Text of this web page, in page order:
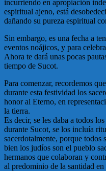
incurriendo en apropiación
espiritual ajeno, está
dañando su pureza espiritual
Sin embargo, es una fecha a
eventos noájicos, y para
Ahora te dará unas pocas
tiempo de Sucot.
Para comenzar, recordemos
durante esta festividad los
honor al Eterno, en
la tierra.
Es decir, se les daba a todos
durante Sucot, se los incluía
sacerdotalmente, porque todos
bien los judíos son el pueblo
hermanos que colaboran y
al predominio de la santidad